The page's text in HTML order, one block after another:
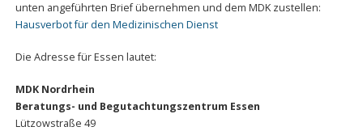
unten angeführten Brief übernehmen und dem MDK zustellen:
Hausverbot für den Medizinischen Dienst
Die Adresse für Essen lautet:
MDK Nordrhein
Beratungs- und Begutachtungszentrum Essen
Lützowstraße 49